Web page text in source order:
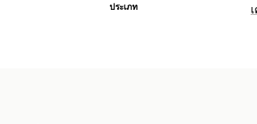
ประเภท